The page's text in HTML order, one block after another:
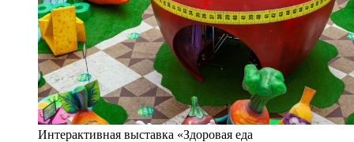
Интерактивная выставка «Здоровая еда